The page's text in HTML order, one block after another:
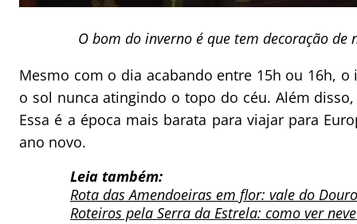
O bom do inverno é que tem decoração de
Mesmo com o dia acabando entre 15h ou 16h,
o sol nunca atingindo o topo do céu. Além
Essa é a época mais barata para viajar para
ano novo.
Leia também:
Rota das Amendoeiras em flor: vale do
Roteiros pela Serra da Estrela: como ver